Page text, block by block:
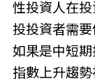
性投資人在
投投資者需要
如果是中短
指數上升趨勢